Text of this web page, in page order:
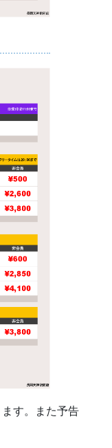
す。また予告